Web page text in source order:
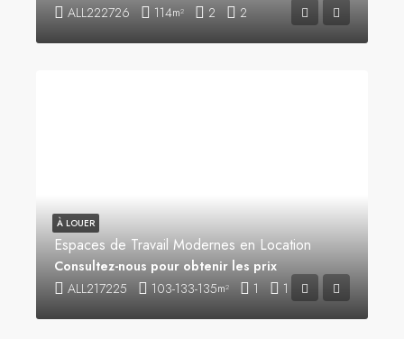
ALL222726 114m² 2 2
Espaces de Travail Modernes en Location
ALL217225 103-133-135m² 1 1
Consultez-nous pour obtenir les prix
À LOUER